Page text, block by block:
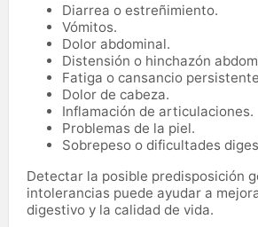
Diarrea o estreñimiento.
Vómitos.
Dolor abdominal.
Distensión o hinchazón
Fatiga o cansancio
Dolor de cabeza.
Inflamación de articulaciones.
Problemas de la piel.
Sobrepeso o dificultades
Detectar la posible predisposición
intolerancias puede ayudar a
digestivo y la calidad de vida.